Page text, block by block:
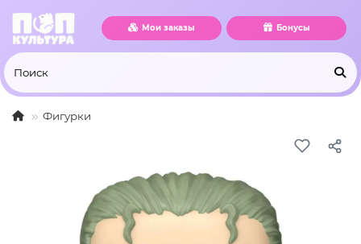
Мои заказы Бонусы
Фигурки